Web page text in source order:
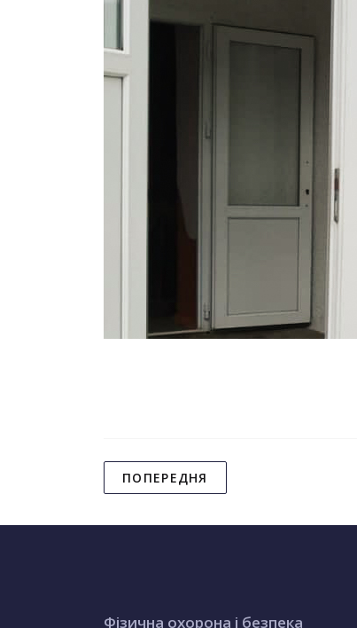
ПОПЕРЕДНЯ
Фізична охорона і безпека